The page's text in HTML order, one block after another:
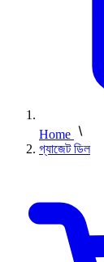
Home
গ্যাজেট ডিল